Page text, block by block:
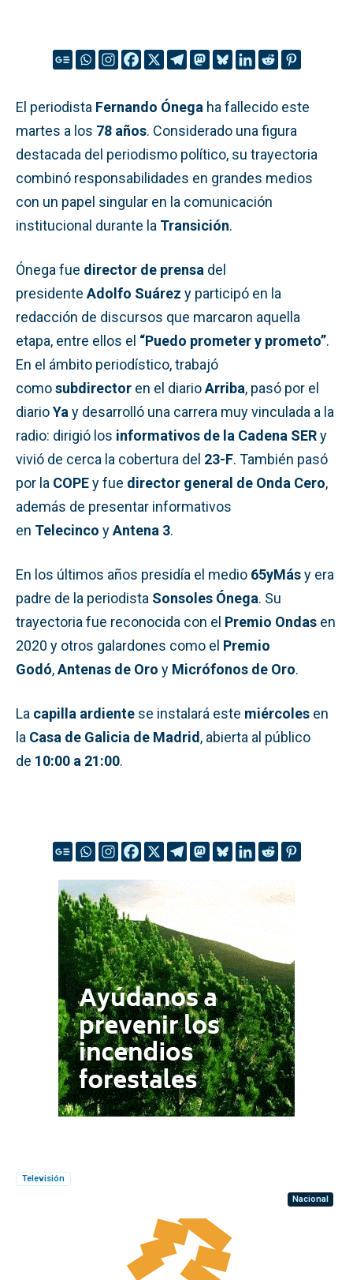
El periodista Fernando Ónega ha fallecido este
martes a los 78 años. Considerado una figura
destacada del periodismo político, su trayectoria
combinó responsabilidades en grandes medios
con un papel singular en la comunicación
institucional durante la Transición.
Ónega fue director de prensa del
presidente Adolfo Suárez y participó en la
redacción de discursos que marcaron aquella
etapa, entre ellos el “Puedo prometer y prometo”.
En el ámbito periodístico, trabajó
comosubdirector en el diarioArriba, pasó por el
diarioYa y desarrolló una carrera muy vinculada a la
radio: dirigió los informativos de la Cadena SERy
vivió de cerca la cobertura del 23-F. También pasó
por la COPEy fue director general de Onda Cero,
además de presentar informativos
en Telecinco yAntena 3.
En los últimos años presidía el medio 65yMásy era
padre de la periodista Sonsoles Ónega. Su
trayectoria fue reconocida con el Premio Ondas en
2020 y otros galardones como el Premio
Godó,Antenas de Oro y Micrófonos de Oro.
La capilla ardiente se instalará este miércoles en
la Casa de Galicia de Madrid, abierta al público
de 10:00 a 21:00.
Televisión
Nacional